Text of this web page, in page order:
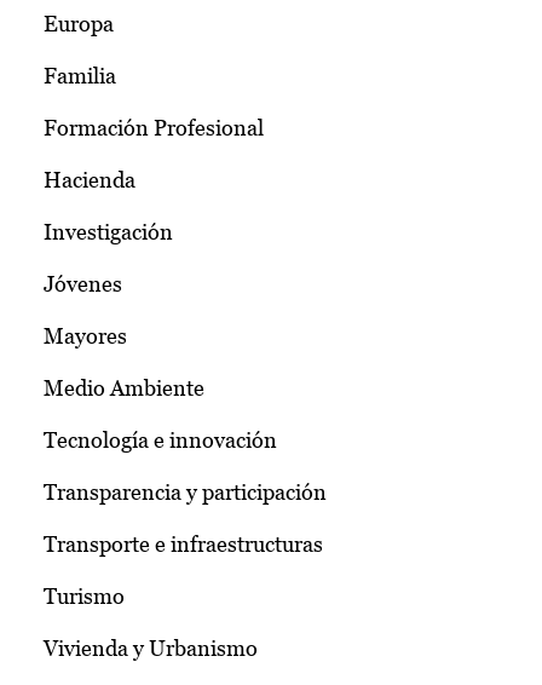
Europa
Familia
Formación Profesional
Hacienda
Investigación
Jóvenes
Mayores
Medio Ambiente
Tecnología e innovación
Transparencia y participación
Transporte e infraestructuras
Turismo
Vivienda y Urbanismo